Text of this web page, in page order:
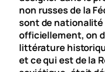
non russes de la
sont de nationalité
officiellement, on
littérature
et ce qui est de la